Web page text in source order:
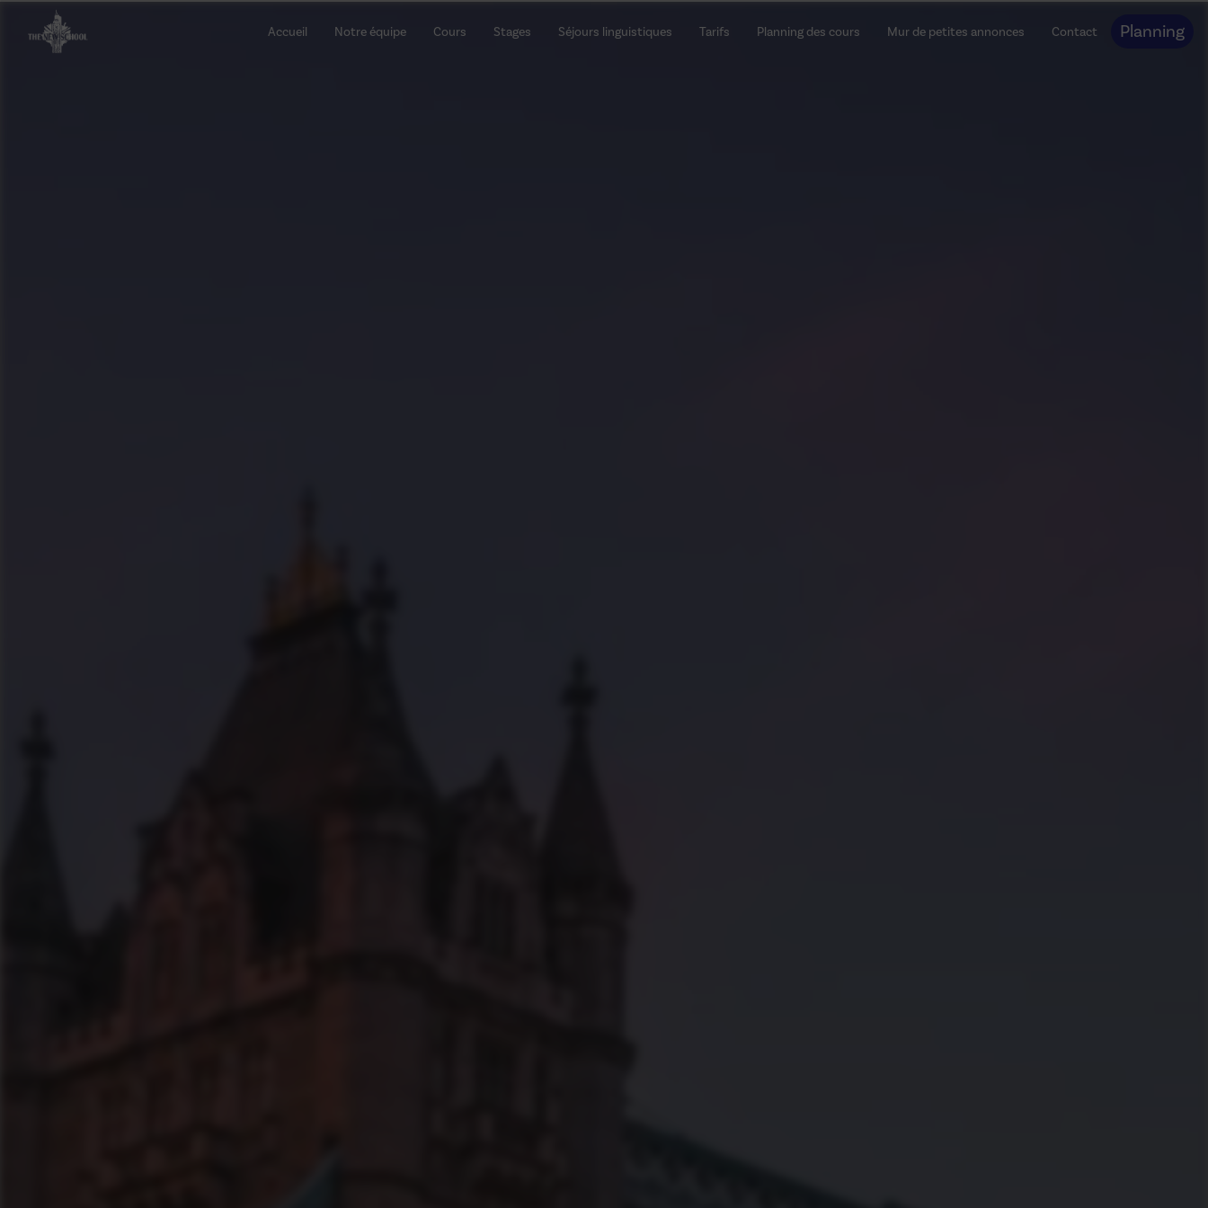
Accueil Notre équipe Cours Stages Séjours linguistiques Tarifs Planning des cours Mur de petites annonces Contact Planning
Panneau de gestion des cookies